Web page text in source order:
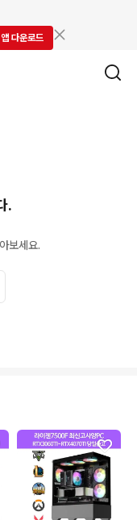
앱 다운로드
.
보세요.